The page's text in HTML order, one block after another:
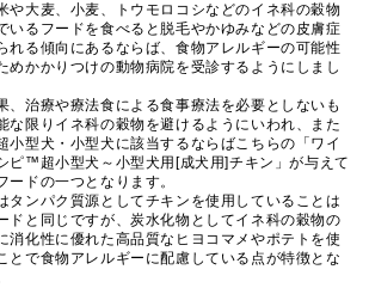
や大麦、小麦、トウモロコシなどのイネ科の穀物
いるフードを食べると脱毛やかゆみなどの皮膚症
れる傾向にあるならば、食物アレルギーの可能性
めかかりつけの動物病院を受診するようにしまし
、治療や療法食による食事療法を必要としないも
な限りイネ科の穀物を避けるようにいわれ、また
小型犬・小型犬に該当するならばこちらの「ワイ
ピ™超小型犬～小型犬用[成犬用]チキン」が与えて
ードの一つとなります。
タンパク質源としてチキンを使用していることは
ドと同じですが、炭水化物としてイネ科の穀物の
消化性に優れた高品質なヒヨコマメやポテトを使
とで食物アレルギーに配慮している点が特徴とな